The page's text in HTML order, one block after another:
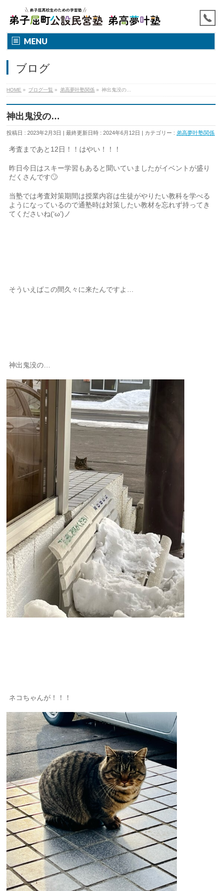
MENU
ブログ
HOME » ブログ一覧 » 弟高夢叶塾関係 » 神出鬼没の…
神出鬼没の…
投稿日 : 2023年2月3日 最終更新日時 : 2024年6月12日 カテゴリー : 弟高夢叶塾関係
考査まであと12日！！はやい！！！
昨日今日はスキー学習もあると聞いていましたがイベントが盛り
だくさんです🙄
当塾では考査対策期間は授業内容は生徒がやりたい教科を学べる
ようになっているので通塾時は対策したい教材を忘れず持ってき
てくださいね(‘ω’)ノ
そういえばこの間久々に来たんですよ…
神出鬼没の…
ネコちゃんが！！！